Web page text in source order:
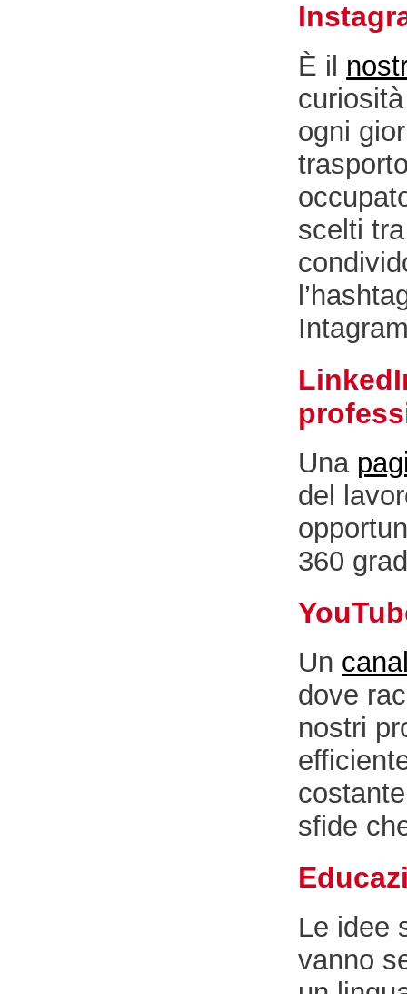
È il
ogni
scelti
Una
del
360
Un
dove
nostri
sfide
Le idee
vanno